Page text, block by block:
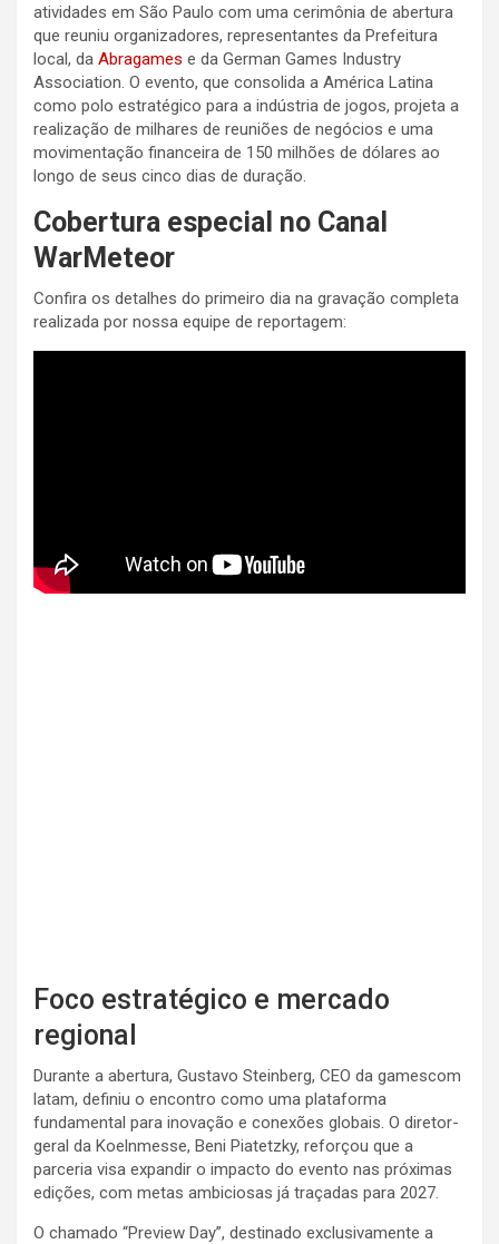
atividades em São Paulo com uma cerimônia de abertura
que reuniu organizadores, representantes da Prefeitura
local, da Abragames e da German Games Industry
Association. O evento, que consolida a América Latina
como polo estratégico para a indústria de jogos, projeta a
realização de milhares de reuniões de negócios e uma
movimentação financeira de 150 milhões de dólares ao
longo de seus cinco dias de duração.
Cobertura especial no Canal
WarMeteor
Confira os detalhes do primeiro dia na gravação completa
realizada por nossa equipe de reportagem:
Foco estratégico e mercado
regional
Durante a abertura, Gustavo Steinberg, CEO da gamescom
latam, definiu o encontro como uma plataforma
fundamental para inovação e conexões globais. O diretor-
geral da Koelnmesse, Beni Piatetzky, reforçou que a
parceria visa expandir o impacto do evento nas próximas
edições, com metas ambiciosas já traçadas para 2027.
O chamado “Preview Day”, destinado exclusivamente a